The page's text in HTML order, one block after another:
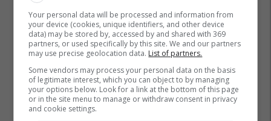
Your personal data will be processed and information from
your device (cookies, unique identifiers, and other device
data) may be stored by, accessed by and shared with 369
partners, or used specifically by this site. We and our partners
may use precise geolocation data. List of partners.
Some vendors may process your personal data on the basis
of legitimate interest, which you can object to by managing
your options below. Look for a link at the bottom of this page
or in the site menu to manage or withdraw consent in privacy
and cookie settings.